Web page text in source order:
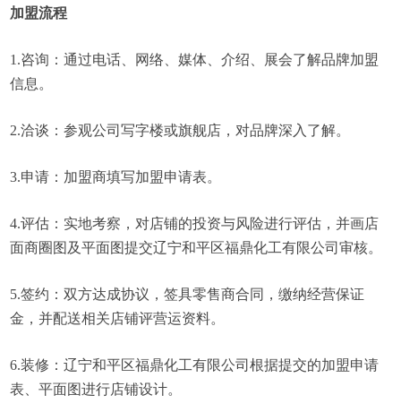
加盟流程
1.咨询：通过电话、网络、媒体、介绍、展会了解品牌加盟
信息。
2.洽谈：参观公司写字楼或旗舰店，对品牌深入了解。
3.申请：加盟商填写加盟申请表。
4.评估：实地考察，对店铺的投资与风险进行评估，并画店
面商圈图及平面图提交辽宁和平区福鼎化工有限公司审核。
5.签约：双方达成协议，签具零售商合同，缴纳经营保证
金，并配送相关店铺评营运资料。
6.装修：辽宁和平区福鼎化工有限公司根据提交的加盟申请
表、平面图进行店铺设计。